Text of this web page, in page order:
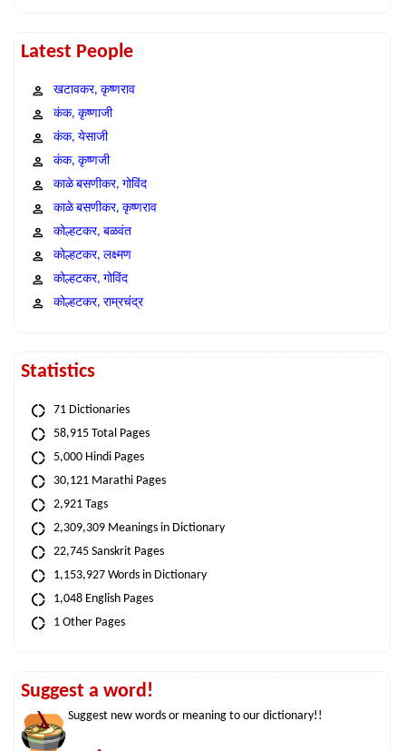
Latest People
खटावकर, कृष्णराव
कंक, कृष्णाजी
कंक, येसाजी
कंक, कृष्णजी
काळे बसणीकर, गोविंद
काळे बसणीकर, कृष्णराव
कोल्हटकर, बळवंत
कोल्हटकर, लक्ष्मण
कोल्हटकर, गोविंद
कोल्हटकर, राम्रचंद्र
Statistics
71 Dictionaries
58,915 Total Pages
5,000 Hindi Pages
30,121 Marathi Pages
2,921 Tags
2,309,309 Meanings in Dictionary
22,745 Sanskrit Pages
1,153,927 Words in Dictionary
1,048 English Pages
1 Other Pages
Suggest a word!
Suggest new words or meaning to our dictionary!!